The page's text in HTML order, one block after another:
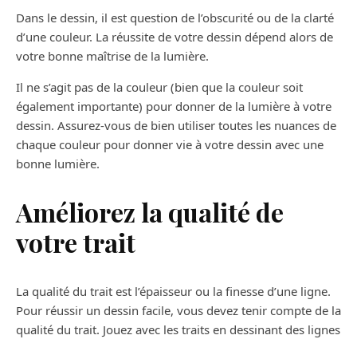
Dans le dessin, il est question de l’obscurité ou de la clarté
d’une couleur. La réussite de votre dessin dépend alors de
votre bonne maîtrise de la lumière.
Il ne s’agit pas de la couleur (bien que la couleur soit
également importante) pour donner de la lumière à votre
dessin. Assurez-vous de bien utiliser toutes les nuances de
chaque couleur pour donner vie à votre dessin avec une
bonne lumière.
Améliorez la qualité de
votre trait
La qualité du trait est l’épaisseur ou la finesse d’une ligne.
Pour réussir un dessin facile, vous devez tenir compte de la
qualité du trait. Jouez avec les traits en dessinant des lignes